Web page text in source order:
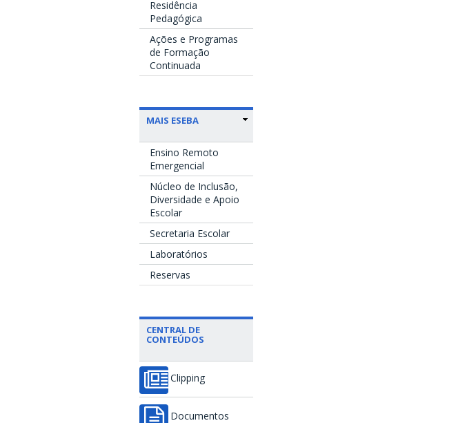
Residência
Pedagógica
Ações e Programas
de Formação
Continuada
MAIS ESEBA
Ensino Remoto
Emergencial
Núcleo de Inclusão,
Diversidade e Apoio
Escolar
Secretaria Escolar
Laboratórios
Reservas
CENTRAL DE
CONTEÚDOS
Clipping
Documentos